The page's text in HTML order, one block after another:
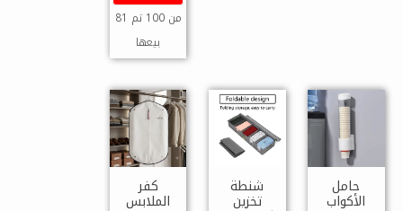
81 من 100 تم
بيعها
حامل
الأكواب
شنطة
تخزين
كفر
الملابس